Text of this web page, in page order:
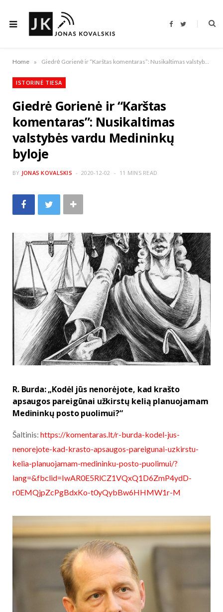
F
b
o
T
t
r
Home »
ISTORINĖ TIESA
Giedrė Gorienė ir “Karštas
komentaras”: Nusikaltimas
valstybės vardu Medininkų
byloje
BY JONAS KOVALSKIS 2020-12-02 11 MINS READ
R. Burda: „Kodėl jūs nenorėjote, kad krašto
apsaugos pareigūnai užkirstų kelią planuojamam
Medininkų posto puolimui?“
Šaltinis: https://komentaras.lt/r-burda-kodel-jus-
nenorejote-kad-krasto-apsaugos-pareigunai-uzkirstu-
kelia-planuojamam-medininku-posto-puolimui/?
lang=&fbclid=IwAR0E5RlCZ1VQxQ1D6ZmP4ydD-
r0EMQjpZcPgBdxKo-t0yQybBw6HHMW1r-M